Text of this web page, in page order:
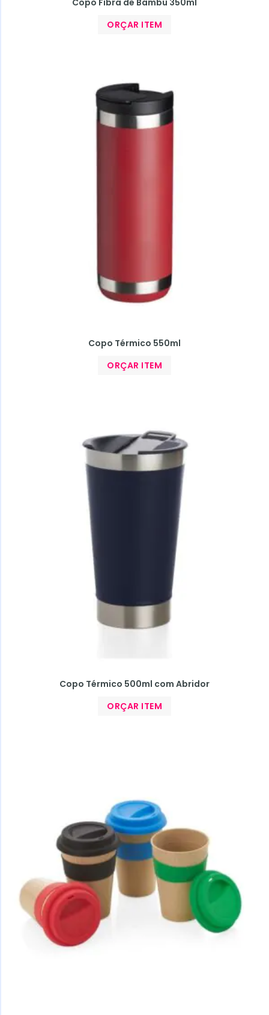
ORÇAR ITEM
Copo Térmico 550ml
ORÇAR ITEM
Copo Térmico 500ml com Abridor
ORÇAR ITEM